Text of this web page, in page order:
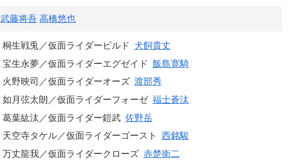
武藤将吾 高橋悠也
桐生戦兎／仮面ライダービルド 犬飼貴丈
宝生永夢／仮面ライダーエグゼイド 飯島寛騎
火野映司／仮面ライダーオーズ 渡部秀
如月弦太朗／仮面ライダーフォーゼ 福士蒼汰
葛葉紘汰／仮面ライダー鎧武 佐野岳
天空寺タケル／仮面ライダーゴースト
西銘駿
万丈龍我／仮面ライダークローズ 赤楚衛二